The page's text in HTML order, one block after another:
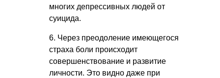
многих депрессивных людей от
суицида.
6. Через преодоление имеющегося
страха боли происходит
совершенствование и развитие
личности. Это видно даже при